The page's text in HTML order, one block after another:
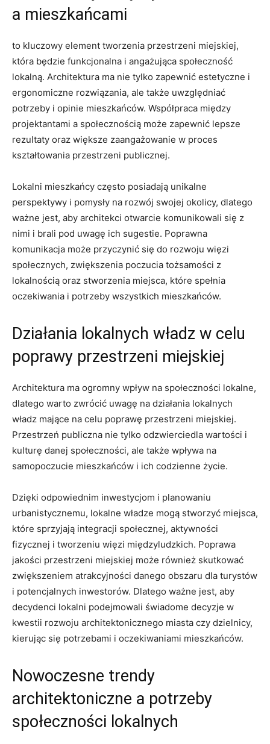
a mieszkańcami
to⁢ kluczowy ​element tworzenia przestrzeni miejskiej,⁣
która ‌będzie funkcjonalna i⁣ angażująca społeczność
lokalną. Architektura ma‍ nie tylko zapewnić estetyczne i
ergonomiczne rozwiązania, ale także uwzględniać
‌potrzeby i opinie mieszkańców. ‍Współpraca między
projektantami ‍a społecznością⁤ może zapewnić lepsze​
rezultaty oraz większe zaangażowanie w proces
kształtowania ⁤przestrzeni publicznej.
Lokalni mieszkańcy często posiadają unikalne
perspektywy⁤ i pomysły ‍na rozwój swojej ​okolicy, ‌dlatego
ważne⁤ jest, aby architekci otwarcie komunikowali się ⁣z
nimi i brali pod uwagę ich ⁤sugestie. Poprawna
komunikacja⁢ może‍ przyczynić się do ‌rozwoju więzi
społecznych, zwiększenia poczucia tożsamości z
lokalnością ⁣oraz stworzenia miejsca, ‌które spełnia
‍oczekiwania i potrzeby wszystkich⁤ mieszkańców.
Działania lokalnych władz w celu
poprawy ​przestrzeni miejskiej
Architektura ma ogromny wpływ‍ na⁤ społeczności lokalne,‌
dlatego⁣ warto zwrócić uwagę na działania lokalnych
władz mające na celu poprawę przestrzeni miejskiej.
Przestrzeń ‍publiczna nie tylko odzwierciedla wartości ⁣i
⁢kulturę danej ⁢społeczności, ale także wpływa na
samopoczucie ‌mieszkańców ⁤i ich ‌codzienne życie.
Dzięki⁤ odpowiednim⁤ inwestycjom i planowaniu
urbanistycznemu,​ lokalne władze mogą​ stworzyć miejsca,⁢
które sprzyjają integracji społecznej, ⁤aktywności
fizycznej i tworzeniu ⁢więzi ⁢międzyludzkich. Poprawa
jakości‌ przestrzeni miejskiej może⁢ również‌ skutkować ​
zwiększeniem‌ atrakcyjności danego obszaru dla​ turystów
i ⁣potencjalnych inwestorów. Dlatego ‌ważne jest, aby
decydenci lokalni podejmowali świadome decyzje‍ w
kwestii ⁢rozwoju architektonicznego miasta czy dzielnicy,
kierując się potrzebami⁤ i oczekiwaniami ‌mieszkańców.
Nowoczesne trendy
architektoniczne a potrzeby
społeczności lokalnych